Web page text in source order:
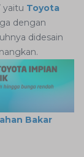
yaitu Toyota
dengan
didesain
Bakar